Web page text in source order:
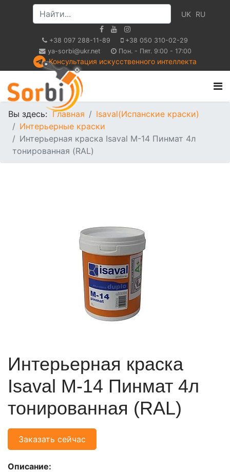
UK RU
+38 097 288-11-89
+38 050 310-02-29
ya-sorbi@ukr.net
Пон. - Пят. 9:00 - 17:00
Консультация искусственного интеллекта
Вы здесь:Главная
Isaval(Испанские краски)
Интерьерные краски
Интерьерная краска Isaval М-14 Пинмат 4л
тонированная (RAL)
Интерьерная краска
Isaval М-14 Пинмат 4л
тонированная (RAL)
Заказать сейчас
Описание: